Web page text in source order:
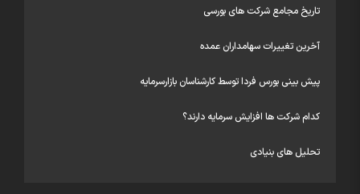
تاریخ مجامع شرکت های بورسی
آخرین تغییرات سهامداران عمده
پیش بینی بورس فردا توسط کارشناسان بازارسرمایه
کدام شرکت ها افزایش سرمایه دارند؟
تحلیل های بنیادی